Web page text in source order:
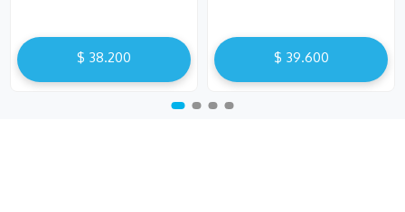
$ 38.200 $ 39.600